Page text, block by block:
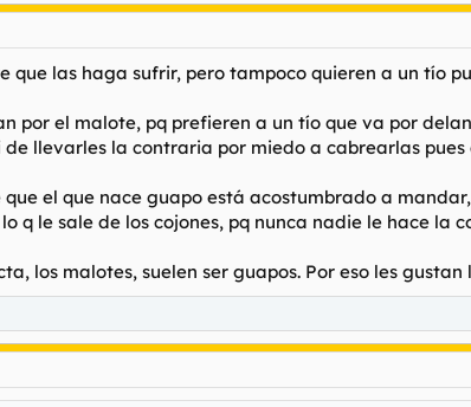
que las haga sufrir, pero tampoco quieren a un tío
por el malote, pq prefieren a un tío que va por
llevarles la contraria por miedo a cabrearlas pues
el que nace guapo está acostumbrado a
q le sale de los cojones, pq nunca nadie le hace la
los malotes, suelen ser guapos. Por eso les